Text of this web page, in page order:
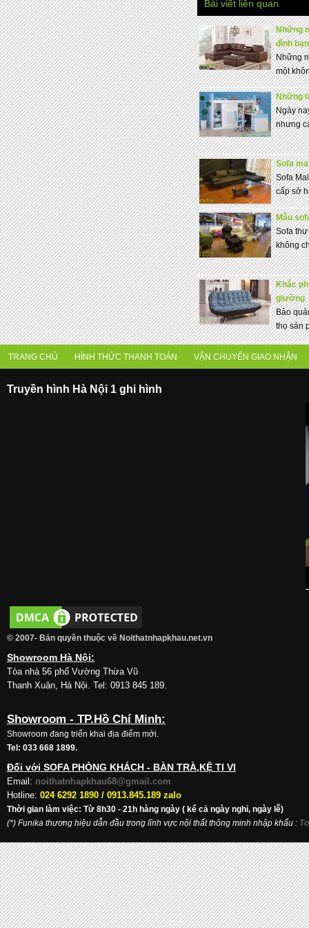
Bài viết liên quan
Những
đình bạn
Những
một
Những
Ngày
nhưng
Sofa
Sofa
cấp sở
Mẫu
Sofa
không
Khắc
giường
Bảo
thọ sản
TRANG CHỦ HÌNH THỨC THANH TOÁN VẬN CHUYỂN GIAO NHẬN
Truyền hình Hà Nội 1 ghi hình
© 2007- Bản quyền thuộc về Noithatnhapkhau.net.vn
Showroom Hà Nội:
Tòa nhà 56 phố Vường Thừa Vũ
Thanh Xuân, Hà Nội. Tel: 0913 845 189.
Showroom - TP.Hồ Chí Minh:
Showroom đang triển khai địa điểm mới.
Tel: 033 668 1899.
Đối với SOFA PHÒNG KHÁCH - BÀN TRÀ,KỆ TI VI
Email: noithatnhapkhau68@gmail.com
Hotline: 024 6292 1890 / 0913.845.189 zalo
Thời gian làm việc: Từ 8h30 - 21h hàng ngày ( kể cả ngày nghỉ, ngày lễ)
(*) Funika thương hiệu dẫn đầu trong lĩnh vực nội thất thông minh nhập khẩu :